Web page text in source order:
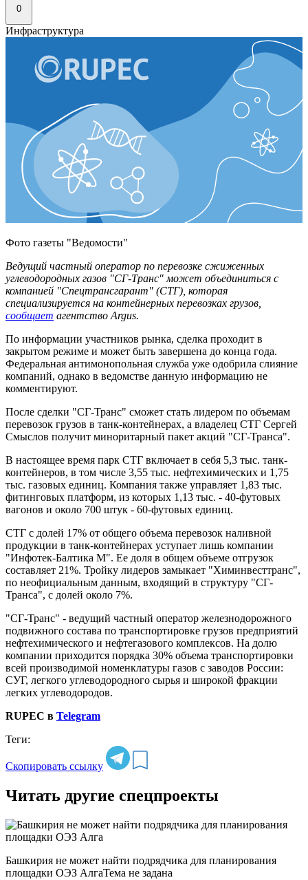
0
Фото газеты "Ведомости"
Ведущий частный оператор по перевозке сжиженных
углеводородных газов "СГ-Транс" может объединиться с
компанией "Спецтрансгарант" (СТГ), которая
специализируется на контейнерных перевозках грузов,
сообщает агентство Argus.
По информации участников рынка, сделка проходит в
закрытом режиме и может быть завершена до конца года.
Федеральная антимонопольная служба уже одобрила слияние
компаний, однако в ведомстве данную информацию не
комментируют.
После сделки "СГ-Транс" сможет стать лидером по объемам
перевозок грузов в танк-контейнерах, а владелец СТГ Сергей
Смыслов получит миноритарный пакет акций "СГ-Транса".
В настоящее время парк СТГ включает в себя 5,3 тыс. танк-
контейнеров, в том числе 3,55 тыс. нефтехимических и 1,75
тыс. газовых единиц. Компания также управляет 1,83 тыс.
фитинговых платформ, из которых 1,13 тыс. - 40-футовых
вагонов и около 700 штук - 60-футовых единиц.
СТГ с долей 17% от общего объема перевозок наливной
продукции в танк-контейнерах уступает лишь компании
"Инфотек-Балтика М". Ее доля в общем объеме отгрузок
составляет 21%. Тройку лидеров замыкает "Химинвесттранс",
по неофициальным данным, входящий в структуру "СГ-
Транса", с долей около 7%.
"СГ-Транс" - ведущий частный оператор железнодорожного
подвижного состава по транспортировке грузов предприятий
нефтехимического и нефтегазового комплексов. На долю
компании приходится порядка 30% объема транспортировки
всей производимой номенклатуры газов с заводов России:
СУГ, легкого углеводородного сырья и широкой фракции
легких углеводородов.
RUPEC в Telegram
Теги:
Скопировать ссылку
Читать другие спецпроекты
Башкирия не может найти подрядчика для планирования
площадки ОЭЗ Алга